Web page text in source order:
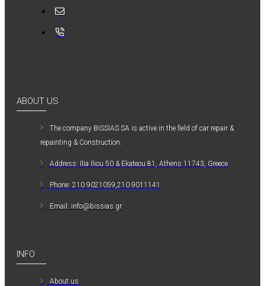
ABOUT US
The company ΒISSIAS SA is active in the field of car repair &
repainting & Construction.
Address: Ilia Iliou 50 & Ekateou 81, Athens 11743, Greece
Phone: 210 9021059,210 9011141
Email: info@bissias.gr
INFO
About us